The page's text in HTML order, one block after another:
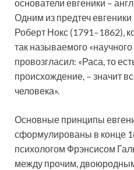
основатели евгеники –
Одним из предтеч
Роберт Нокс (1791–1862),
так называемого
провозгласил: «Раса, то
происхождение, – значит
человека».
Основные принципы
сформулированы в конце
психологом Фрэнсисом
между прочим,